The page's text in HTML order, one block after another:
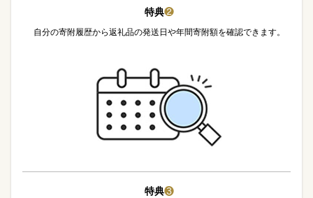
特典❷
自分の寄附履歴から返礼品の発送日や年間寄附額を確認できます。
特典❸